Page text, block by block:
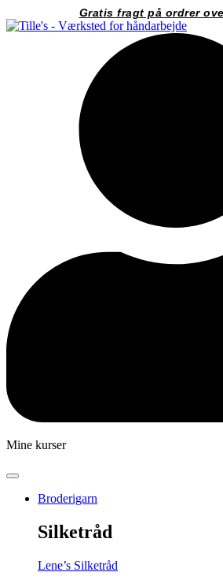
til
Gratis fragt på ordrer
Mine kurser
Broderigarn
Silketråd
Lene’s Silketråd